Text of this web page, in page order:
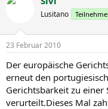
t
l
e
t
e
l
t
m
Lusitano
23 Februar 2010
Der europäische
erneut den
Gerichtsbarkeit zu einer
verurteilt.Dieses Mal